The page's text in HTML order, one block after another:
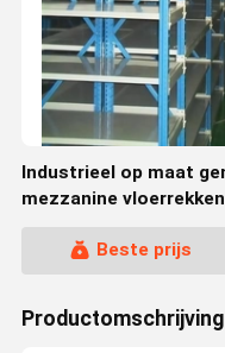
Industrieel op maat
mezzanine
Beste prijs
Productomschrijving